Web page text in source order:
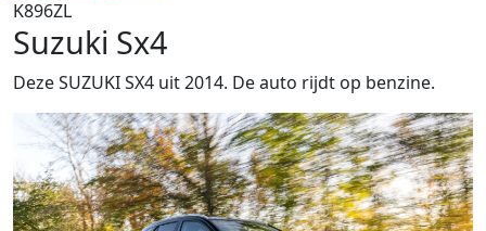
K896ZL
Suzuki Sx4
Deze SUZUKI SX4 uit 2014. De auto rijdt op benzine.